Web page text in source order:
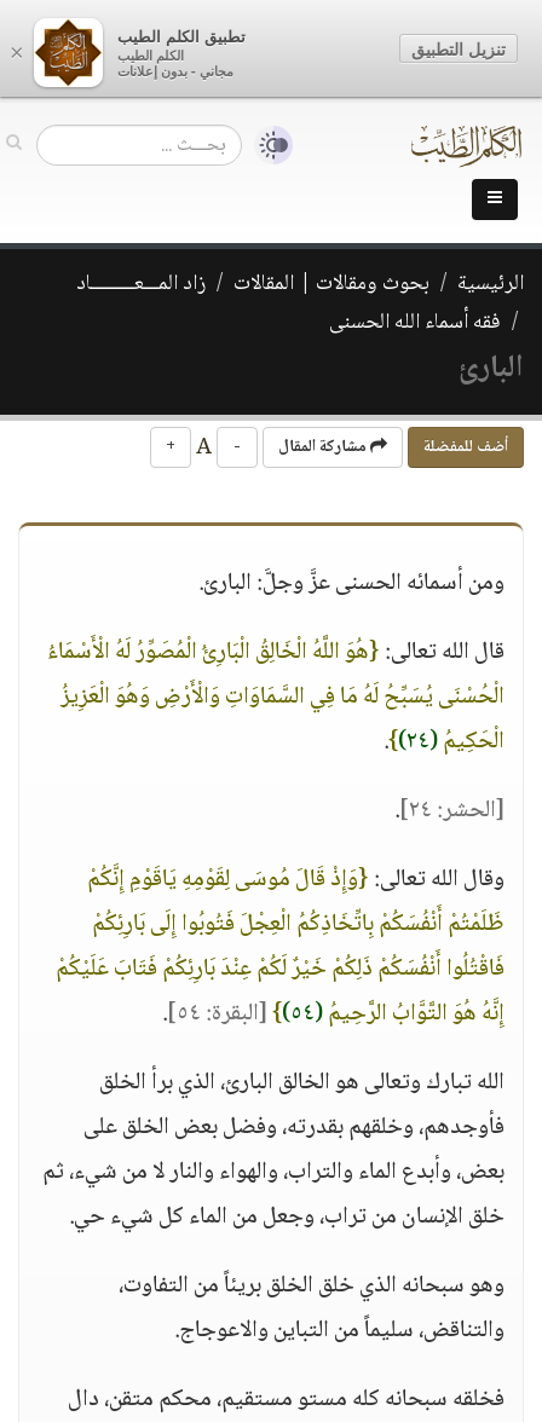
الرئيسية بحوث ومقالات | المقالات
زاد المـــعـــــــــاد
فقه أسماء الله الحسنى
البارئ
أضف للمفضلة مشاركة المقال -
+
ومن أسمائه الحسنى عزَّ وجلَّ: البارئ.
قال الله تعالى:{هُوَ اللَّهُ الْخَالِقُ الْبَارِئُ الْمُصَوِّرُ لَهُ الْأَسْمَاءُ
الْحُسْنَى يُسَبِّحُ لَهُ مَا فِي السَّمَاوَاتِ وَالْأَرْضِ وَهُوَ الْعَزِيزُ
الْحَكِيمُ(٢٤) }
.
[الحشر: ٢٤]
.
وقال الله تعالى:{وَإِذْ قَالَ مُوسَى لِقَوْمِهِ يَاقَوْمِ إِنَّكُمْ
ظَلَمْتُمْ أَنْفُسَكُمْ بِاتِّخَاذِكُمُ الْعِجْلَ فَتُوبُوا إِلَى بَارِئِكُمْ
فَاقْتُلُوا أَنْفُسَكُمْ ذَلِكُمْ خَيْرٌ لَكُمْ عِنْدَ بَارِئِكُمْ فَتَابَ عَلَيْكُمْ
إِنَّهُ هُوَ التَّوَّابُ الرَّحِيمُ(٥٤) }[البقرة: ٥٤]
.
الله تبارك وتعالى هو الخالق البارئ، الذي برأ الخلق
فأوجدهم، وخلقهم بقدرته، وفضل بعض الخلق على
بعض، وأبدع الماء والتراب، والهواء والنار لا من شيء، ثم
خلق الإنسان من تراب، وجعل من الماء كل شيء حي.
وهو سبحانه الذي خلق الخلق بريئاً من التفاوت،
والتناقض، سليماً من التباين والاعوجاج.
فخلقه سبحانه كله مستو مستقيم، محكم متقن، دال
×
تطبيق الكلم الطيب
الكلم الطيب
مجاني - بدون إعلانات
تنزيل التطبيق